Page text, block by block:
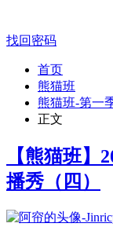
找回密码
首页
熊猫班
熊猫班-第一
正文
【熊猫班】
播秀（四）